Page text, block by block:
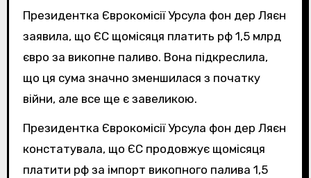
Президентка Єврокомісії Урсула фон дер Ляєн
заявила, що ЄС щомісяця платить рф 1,5 млрд
євро за викопне паливо. Вона підкреслила,
що ця сума значно зменшилася з початку
війни, але все ще є завеликою.
Президентка Єврокомісії Урсула фон дер Ляєн
констатувала, що ЄС продовжує щомісяця
платити рф за імпорт викопного палива 1,5